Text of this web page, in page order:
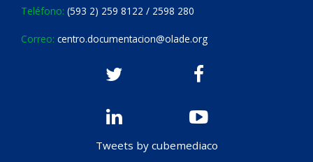
Teléfono: (593 2) 259 8122 / 2598 280
Correo: centro.documentacion@olade.org
Tweets by cubemediaco